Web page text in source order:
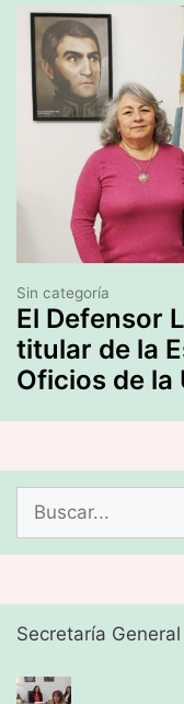
El Defensor
titular de la
Oficios de la
Sin categoría
Buscar:
Secretaría General